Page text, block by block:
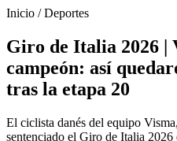
Inicio /Deportes
Giro de Italia 2026 |
campeón: así
tras la etapa 20
El ciclista danés del equipo
sentenciado el Giro de Italia